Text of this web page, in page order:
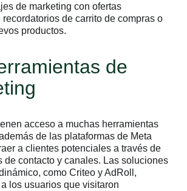
de marketing con ofertas
de carrito de compras o
productos.
de
acceso a muchas herramientas
de las plataformas de Meta
a clientes potenciales a través de
de contacto y canales. Las soluciones
como Criteo y AdRoll,
los usuarios que visitaron